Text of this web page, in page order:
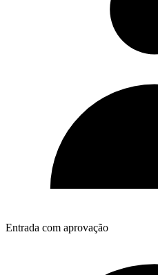
Entrada com aprovação